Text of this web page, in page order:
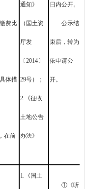
费比
体措
在前
通知》
（国土资
厅发
〔2014〕
29号）；
2.《征收
土地公告
办法》
日内公开。
公示结
束后，转为
依申请公
开。
1.《国土
①《听